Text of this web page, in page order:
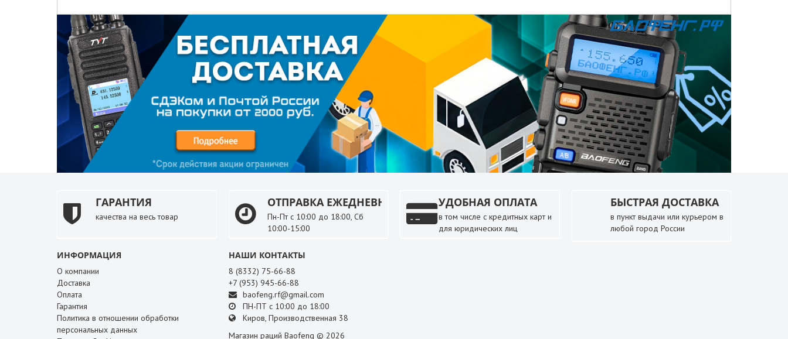
ГАРАНТИЯ
качества на весь товар
ОТПРАВКА ЕЖЕДНЕВНО
Пн-Пт с 10:00 до 18:00, Сб
10:00-15:00
УДОБНАЯ ОПЛАТА
в том числе с кредитных карт и
для юридических лиц
БЫСТРАЯ ДОСТАВКА
в пункт выдачи или курьером в
любой город России
ИНФОРМАЦИЯ
О компании
Доставка
Оплата
Гарантия
Политика в отношении обработки
персональных данных
НАШИ КОНТАКТЫ
8 (8332) 75-66-88
+7 (953) 945-66-88
baofeng.rf@gmail.com
ПН-ПТ с 10:00 до 18:00
Киров, Производственная 38
Магазин раций Baofeng © 2026